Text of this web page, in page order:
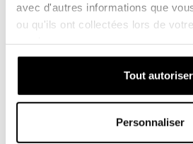
avec d'autres informations que
ou qu'ils ont collectées lors de
Tout autoriser
Personnaliser
Ajouter tout
Tout ajouter au